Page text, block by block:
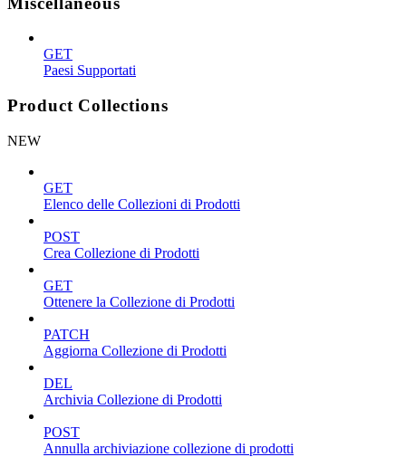
GET
Paesi Supportati
Product Collections
NEW
GET
Elenco delle Collezioni di Prodotti
POST
Crea Collezione di Prodotti
GET
Ottenere la Collezione di Prodotti
PATCH
Aggiorna Collezione di Prodotti
DEL
Archivia Collezione di Prodotti
POST
Annulla archiviazione collezione di prodotti